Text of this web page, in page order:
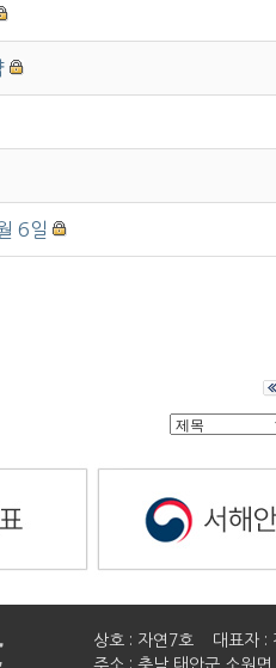
6일
상호 : 자연7호 대표자
주소 : 충남 태안군 소원